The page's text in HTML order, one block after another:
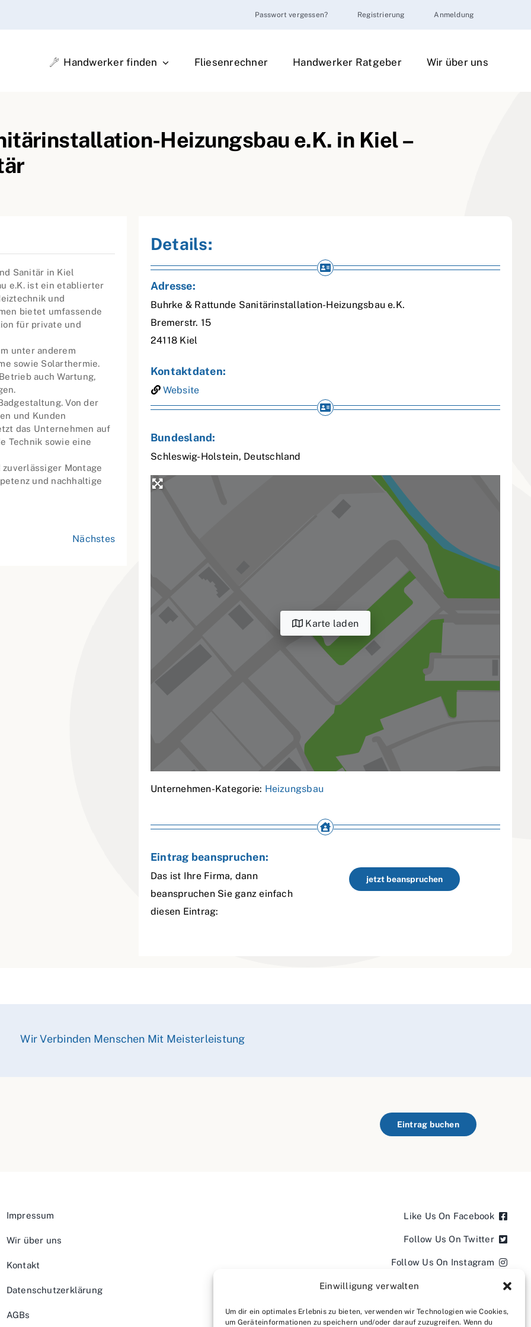
Einwilligung verwalten
Um dir ein optimales Erlebnis zu bieten, verwenden wir Technologien wie Cookies,
um Geräteinformationen zu speichern und/oder darauf zuzugreifen. Wenn du
Passwort vergessen? Registrierung Anmeldung
Handwerker finden Fliesenrechner Handwerker Ratgeber Wir über uns
Heizungsbau e.K. in Kiel –
Sanitär in Kiel
e.K. ist ein etablierter
und
bietet umfassende
für private und
unter anderem
sowie Solarthermie.
auch Wartung,
Von der
und Kunden
das Unternehmen auf
Technik sowie eine
Montage
und nachhaltige
Nächstes
Details:
Adresse:
Buhrke & Rattunde Sanitärinstallation-Heizungsbau e.K.
Bremerstr. 15
24118 Kiel
Kontaktdaten:
Website
Bundesland:
Schleswig-Holstein, Deutschland
Karte laden
Unternehmen-Kategorie: Heizungsbau
Eintrag beanspruchen:
Das ist Ihre Firma, dann
beanspruchen Sie ganz einfach
diesen Eintrag:
jetzt beanspruchen
Wir Verbinden Menschen Mit Meisterleistung
Eintrag buchen
Impressum
Wir über uns
Kontakt
Datenschutzerklärung
AGBs
Like Us On Facebook
Follow Us On Twitter
Follow Us On Instagram
Follow Us On LinkedIn
Follow us on YouTube